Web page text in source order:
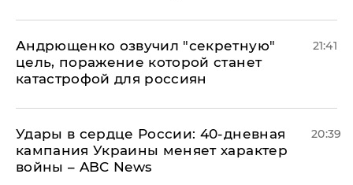
Андрющенко озвучил "секретную"
цель, поражение которой станет
катастрофой для россиян
21:41
Удары в сердце России: 40-дневная
кампания Украины меняет характер
войны – ABC News
20:39